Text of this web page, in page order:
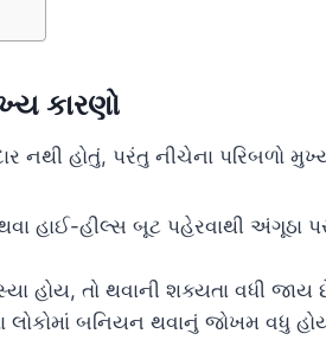
કારણો
નથી હોતું, પરંતુ નીચેના પરિબળો
હાઈ-હીલ્સ બૂટ પહેરવાથી અંગૂઠા
હોય, તો થવાની શક્યતા વધી જાય
લોકોમાં બનિયન થવાનું જોખમ વધુ